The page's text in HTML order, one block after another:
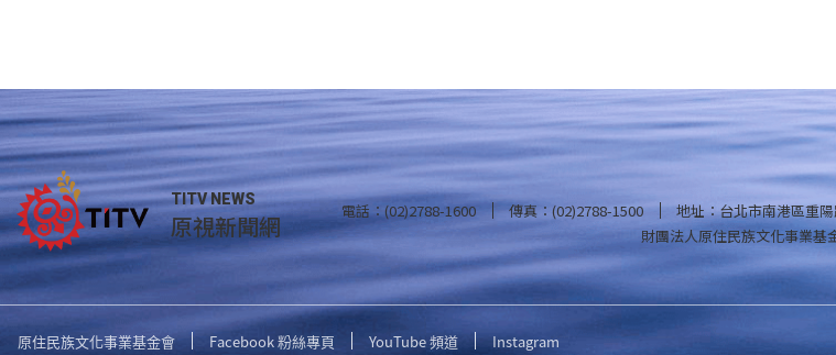
TITV NEWS
原視新聞網 電話：(02)2788-1600 傳真：(02)2788-1500
地址：台北市南港區重
財團法人原住民族文化事業基
原住民族文化事業基金會 Facebook 粉絲專頁 YouTube 頻道 Instagram